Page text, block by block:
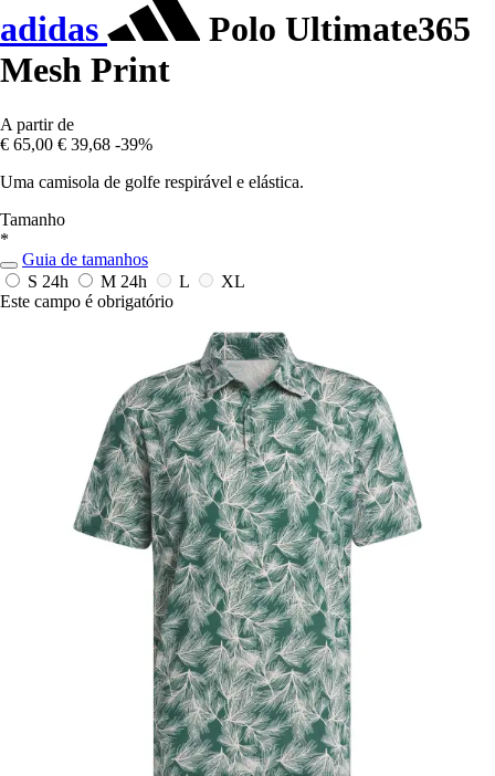
adidas
Polo Ultimate365
Mesh Print
A partir de
€ 65,00 € 39,68 -39%
Uma camisola de golfe respirável e elástica.
Tamanho
*
Guia de tamanhos
S 24h M 24h L
XL
Este campo é obrigatório